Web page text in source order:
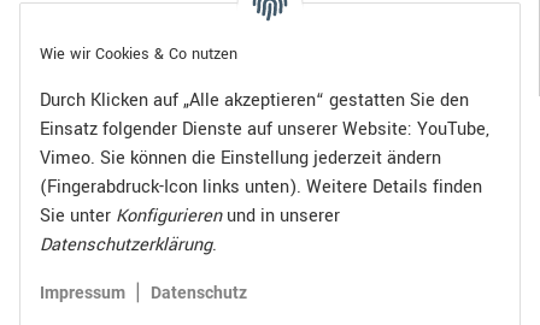
Wie wir Cookies & Co nutzen
Durch Klicken auf „Alle akzeptieren“ gestatten Sie den
Einsatz folgender Dienste auf unserer Website: YouTube,
Vimeo. Sie können die Einstellung jederzeit ändern
(Fingerabdruck-Icon links unten). Weitere Details finden
Sie unter Konfigurierenund in unserer
Datenschutzerklärung.
Impressum Datenschutz
Gesetzliche Informationen
Bezahlen Sie bequem per:
Zugestellt durch: